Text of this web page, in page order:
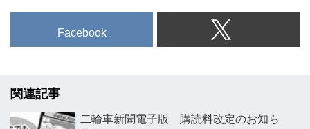
Facebook
関連記事
二輪車新聞電子版 購読料改定のお知ら